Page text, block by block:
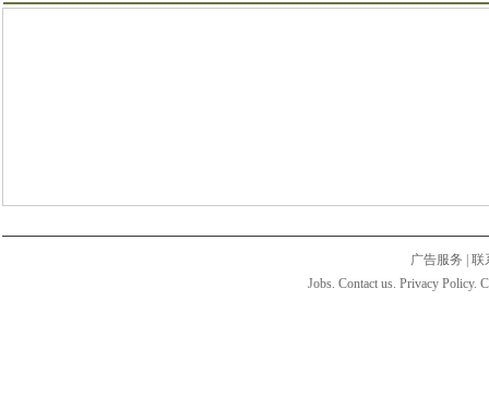
广告服务
联
Jobs. Contact us. Privacy Policy.